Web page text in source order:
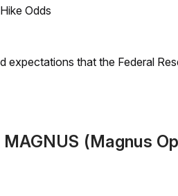
Odds
expectations that the Federal
(Magnus